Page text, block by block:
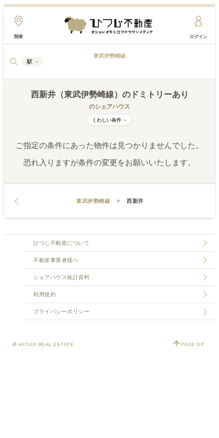
関東 ログイン
駅
東武伊勢崎線
西新井（東武伊勢崎線） のドミトリーあり
のシェアハウス
くわしい条件
ご指定の条件にあった物件は見つかりませんでした。
恐れ入りますが条件の変更をお願いいたします。
東武伊勢崎線 西新井
ひつじ不動産について
不動産事業者様へ
シェアハウス統計資料
利用規約
プライバシーポリシー
© HITUJI REAL ESTATE PAGE UP